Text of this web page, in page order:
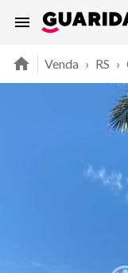
Venda › RS ›